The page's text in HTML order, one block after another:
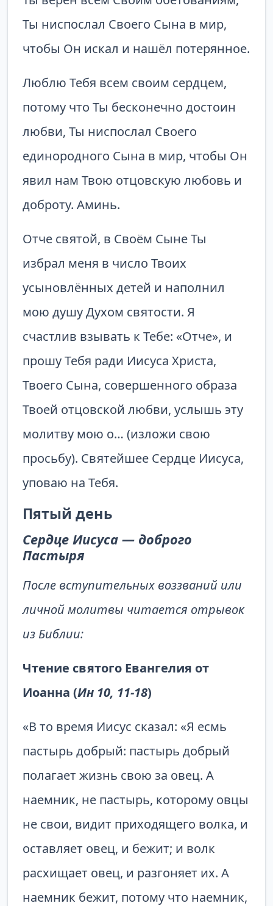
Ты ниспослал Своего Сына в мир,
чтобы Он искал и нашёл потерянное.
Люблю Тебя всем своим сердцем,
потому что Ты бесконечно достоин
любви, Ты ниспослал Своего
единородного Сына в мир, чтобы Он
явил нам Твою отцов­скую любовь и
доброту. Аминь.
Отче святой, в Своём Сыне Ты
избрал меня в число Твоих
усыновлённых детей и наполнил
мою душу Духом святости. Я
счастлив взывать к Тебе: «Отче», и
прошу Тебя ради Иисуса Христа,
Твоего Сына, совершенного образа
Твоей отцовской любви, услышь эту
молитву мою о… (изложи свою
просьбу). Святейшее Сердце Иисуса,
уповаю на Тебя.
Пятый день
Сердце Иисуса — доброго
Пастыря
После вступительных воззваний или
личной молитвы читается отрывок
из Библии:
Чтение святого Евангелия от
Иоанна (Ин 10, 11-18)
«В то время Иисус сказал: «Я есмь
пастырь добрый: пастырь добрый
полагает жизнь свою за овец. А
наемник, не пастырь, которому овцы
не свои, видит приходящего волка, и
оставляет овец, и бежит; и волк
расхищает овец, и разгоняет их. А
наемник бежит, потому что наемник,